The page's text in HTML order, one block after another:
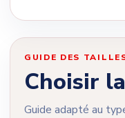
GUIDE DES
Choisir
Guide adapté au